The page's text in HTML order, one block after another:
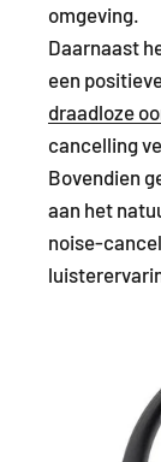
omgeving.
Daarnaast
een
draadloze
cancelling
Bovendien
aan het
noise-